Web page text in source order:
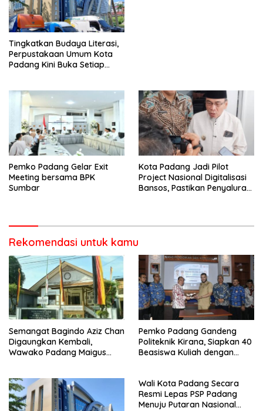
Tingkatkan Budaya Literasi,
Perpustakaan Umum Kota
Padang Kini Buka Setiap
Pemko Padang Gelar Exit
Meeting bersama BPK
Sumbar
Kota Padang Jadi Pilot
Project Nasional Digitalisasi
Bansos, Pastikan Penyaluran
Rekomendasi untuk kamu
Semangat Bagindo Aziz Chan
Digaungkan Kembali,
Wawako Padang Maigus
Pemko Padang Gandeng
Politeknik Kirana, Siapkan 40
Beasiswa Kuliah dengan
Wali Kota Padang Secara
Resmi Lepas PSP Padang
Menuju Putaran Nasional